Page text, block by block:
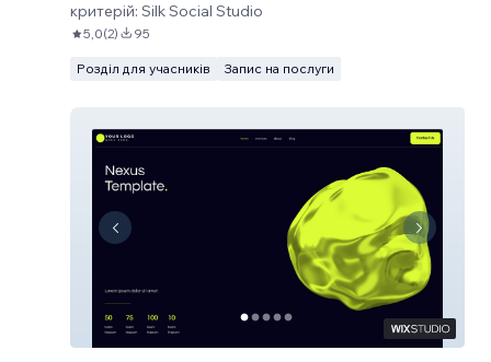
критерій: Silk Social Studio
5,0(2) 95
Розділ для учасників Запис на послуги